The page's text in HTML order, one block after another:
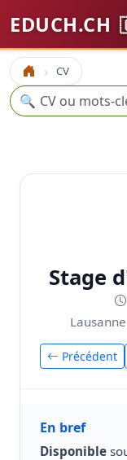
EDUCH.CH
Accueil CV
Recherche
🔍
Stage
Précédent
En bref
Disponible